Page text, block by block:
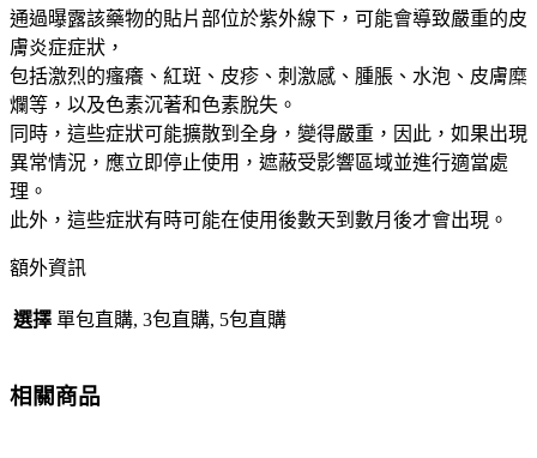
通過曝露該藥物的貼片部位於紫外線下，可能會導致嚴重的皮
膚炎症症狀，
包括激烈的瘙癢、紅斑、皮疹、刺激感、腫脹、水泡、皮膚糜
爛等，以及色素沉著和色素脫失。
同時，這些症狀可能擴散到全身，變得嚴重，因此，如果出現
異常情況，應立即停止使用，遮蔽受影響區域並進行適當處
理。
此外，這些症狀有時可能在使用後數天到數月後才會出現。
額外資訊
選擇 單包直購, 3包直購, 5包直購
相關商品